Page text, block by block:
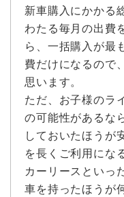
新車購入にかかる
わたる毎月の出費
ら、一括購入が最
費だけになるので
思います。
ただ、お子様のラ
の可能性があるな
しておいたほうが
を長くご利用にな
カーリースといっ
車を持ったほうが